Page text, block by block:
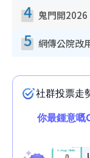
4
5